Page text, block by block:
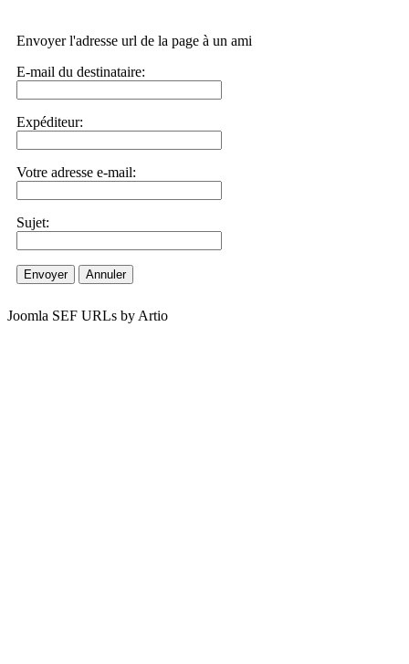
Envoyer l'adresse url de la page à un ami
E-mail du destinataire:
Expéditeur:
Votre adresse e-mail:
Sujet:
Envoyer Annuler
Joomla SEF URLs by Artio